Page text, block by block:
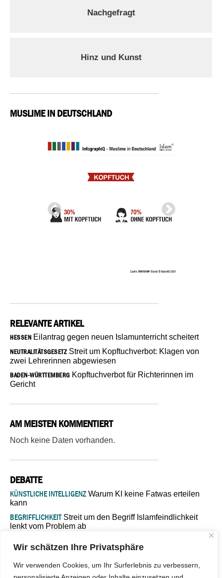
Wir schätzen Ihre Privatsphäre
Wir verwenden Cookies, um Ihr Surferlebnis zu verbessern,
Nachgefragt
Hinz und Kunst
MUSLIME IN DEUTSCHLAND
RELEVANTE ARTIKEL
HESSEN Eilantrag gegen neuen Islamunterricht scheitert
NEUTRALITÄTSGESETZ Streit um Kopftuchverbot: Klagen von
zwei Lehrerinnen abgewiesen
BADEN-WÜRTTEMBERGKopftuchverbot für Richterinnen im
Gericht
AM MEISTEN KOMMENTIERT
Noch keine Daten vorhanden.
DEBATTE
KÜNSTLICHE INTELLIGENZ Warum KI keine Fatwas erteilen
kann
BEGRIFFLICHKEITStreit um den Begriff Islamfeindlichkeit
lenkt vom Problem ab
Verantwortung bleibt“
ISLAMISCHE FAKULTÄT IN MÜNSTEREine kritische Schwelle für
die deutsche Religionspolitik